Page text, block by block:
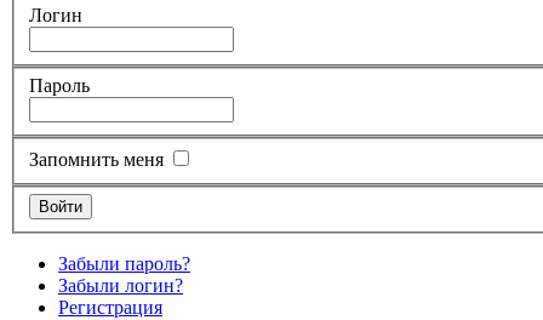
Логин
Пароль
Запомнить меня
Забыли пароль?
Забыли логин?
Регистрация